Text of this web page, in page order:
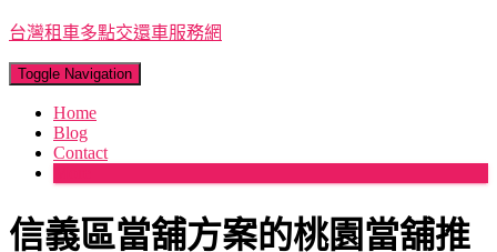
台灣租車多點交還車服務網
Toggle Navigation
Home
Blog
Contact
信義區當舖方案的桃園當舖推